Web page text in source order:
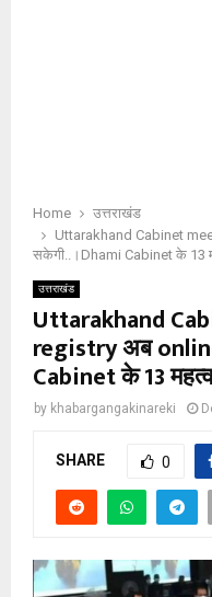
Home
उत्तराखंड
Uttarakhand Cabinet
सकेगी..।Dhami Cabinet के 13
उत्तराखंड
Uttarakhand
registry अब
Cabinet के 13
by khabargangakinareki
SHARE 0